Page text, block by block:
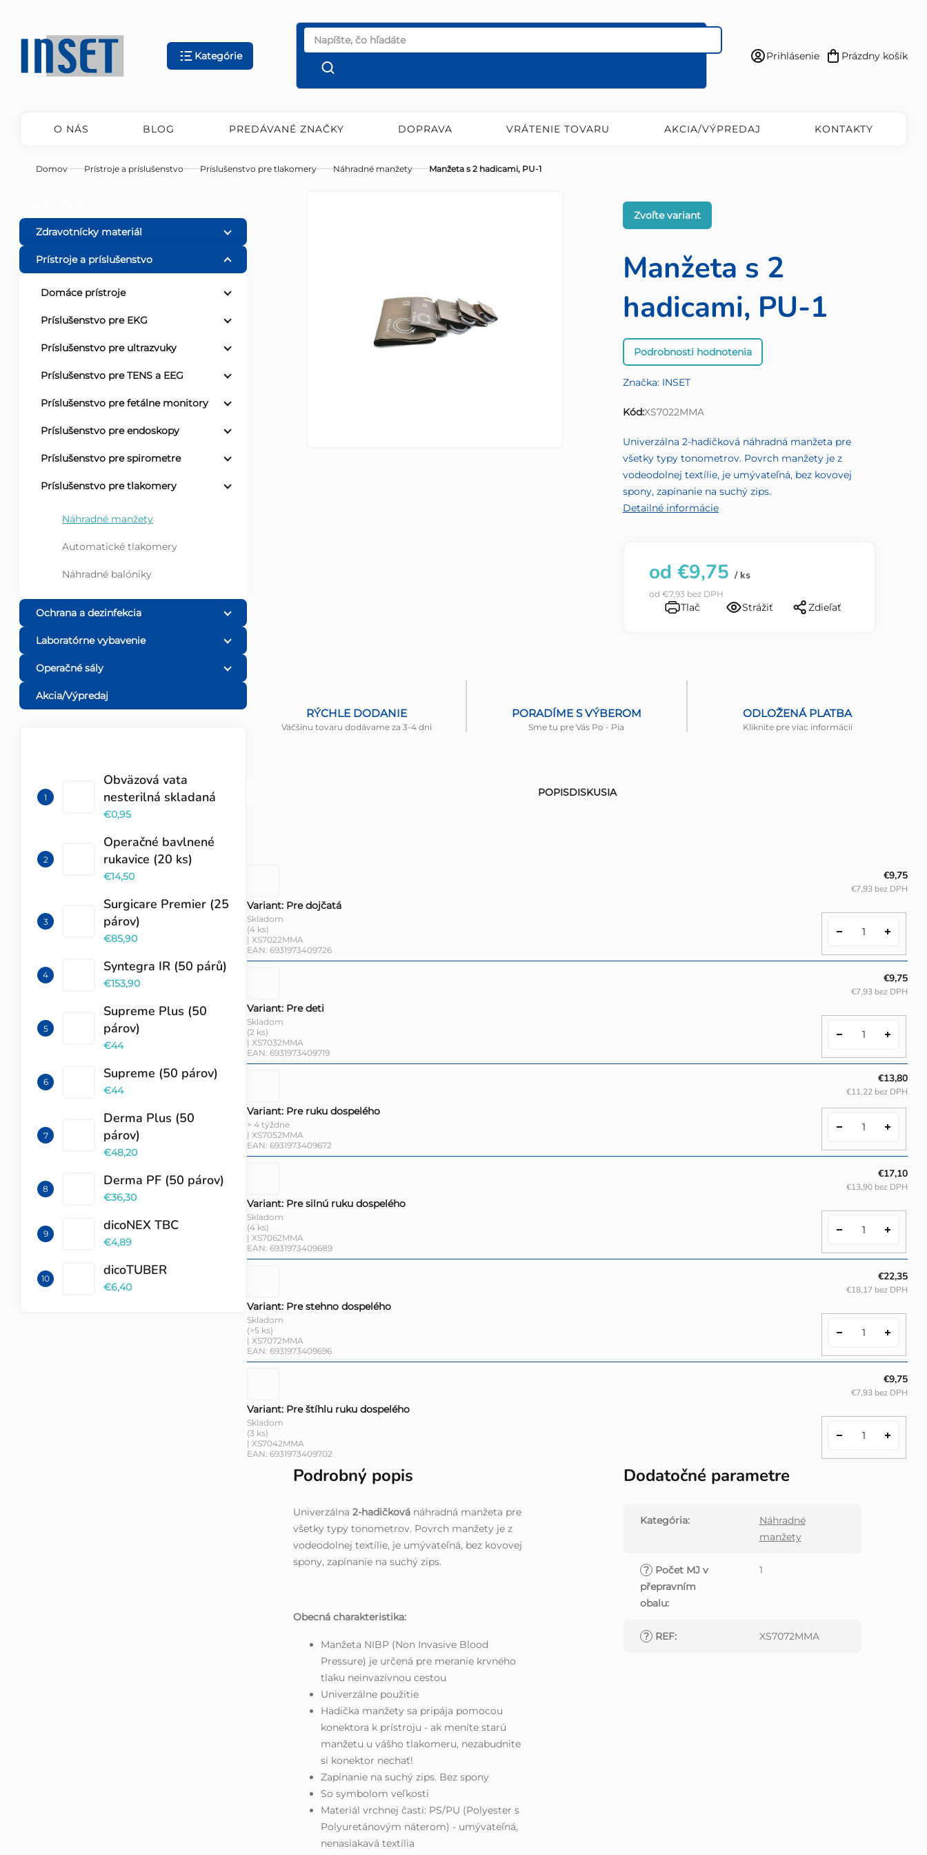
obsah
Kategórie
Prihlásenie
Nákupný
Prázdny košík
O NÁS BLOG PREDÁVANÉ ZNAČKY DOPRAVA VRÁTENIE TOVARU AKCIA/VÝPREDAJ KONTAKTY
Domov Prístroje a príslušenstvo Príslušenstvo pre tlakomery Náhradné manžety Manžeta s 2 hadicami, PU-1
o
č
Zdravotnícky materiál
Prístroje a príslušenstvo
Domáce prístroje
Príslušenstvo pre EKG
Príslušenstvo pre ultrazvuky
Príslušenstvo pre TENS a EEG
Príslušenstvo pre fetálne monitory
Príslušenstvo pre endoskopy
Príslušenstvo pre spirometre
Príslušenstvo pre tlakomery
Náhradné manžety
Automatické tlakomery
Náhradné balóniky
Ochrana a dezinfekcia
Laboratórne vybavenie
Operačné sály
Akcia/Výpredaj
Obväzová vata
nesterilná skladaná
€0,95
Operačné bavlnené
rukavice (20 ks)
€14,50
Surgicare Premier (25
párov)
€85,90
Syntegra IR (50 párů)
€153,90
Supreme Plus (50
párov)
€44
Supreme (50 párov)
€44
Derma Plus (50
párov)
€48,20
Derma PF (50 párov)
€36,30
dicoNEX TBC
€4,89
dicoTUBER
€6,40
Manžeta s 2
hadicami, PU-1
Priemerné
hodnotenie
je
0,0
5
hviezdičiek.
Podrobnosti hodnotenia
Značka: INSET
Kód:XS7022MMA
Zvoľte variant
Univerzálna 2-hadičková náhradná manžeta pre
všetky typy tonometrov. Povrch manžety je z
vodeodolnej textílie, je umývateľná, bez kovovej
spony, zapínanie na suchý zips.
Detailné informácie
od €9,75 / ks
od €7,93 bez DPH
Tlač Strážiť Zdieľať
RÝCHLE DODANIE
Väčšinu tovaru dodávame za 3-4 dni
PORADÍME S VÝBEROM
Sme tu pre Vás Po - Pia
ODLOŽENÁ PLATBA
Kliknite pre viac informácií
POPISDISKUSIA
Variant: Pre dojčatá
Skladom
(4 ks)
| XS7022MMA
EAN: 6931973409726
€9,75
€7,93 bez DPH
Variant: Pre deti
Skladom
(2 ks)
| XS7032MMA
EAN: 6931973409719
€9,75
€7,93 bez DPH
Variant: Pre ruku dospelého
> 4 týždne
| XS7052MMA
EAN: 6931973409672
€13,80
€11,22 bez DPH
Variant: Pre silnú ruku dospelého
Skladom
(4 ks)
| XS7062MMA
EAN: 6931973409689
€17,10
€13,90 bez DPH
Variant: Pre stehno dospelého
Skladom
(>5 ks)
| XS7072MMA
EAN: 6931973409696
€22,35
€18,17 bez DPH
Variant: Pre štíhlu ruku dospelého
Skladom
(3 ks)
| XS7042MMA
EAN: 6931973409702
€9,75
€7,93 bez DPH
Podrobný popis
Univerzálna2-hadičková náhradná manžeta pre
všetky typy tonometrov. Povrch manžety je z
vodeodolnej textílie, je umývateľná, bez kovovej
spony, zapínanie na suchý zips.
Obecná charakteristika:
Manžeta NIBP (Non Invasive Blood
Pressure) je určená pre meranie krvného
tlaku neinvazívnou cestou
Univerzálne použitie
Hadička manžety sa pripája pomocou
konektora k prístroju - ak meníte starú
manžetu u vášho tlakomeru, nezabudnite
si konektor nechať!
Zapínanie na suchý zips. Bez spony
So symbolom veľkosti
Materiál vrchnej časti: PS/PU (Polyester s
Polyuretánovým náterom) - umývateľná,
nenasiakavá textília
Dodatočné parametre
Kategória:
Náhradné
manžety
? Počet MJ v
přepravním
obalu:
1
? REF: XS7072MMA